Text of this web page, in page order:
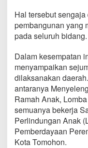
Hal tersebut
pembangunan yang
pada seluruh bidang.
Dalam kesempatan
menyampaikan
dilaksanakan
antaranya
Ramah Anak,
semuanya bekerja
Perlindungan Anak
Pemberdayaan
Kota Tomohon.